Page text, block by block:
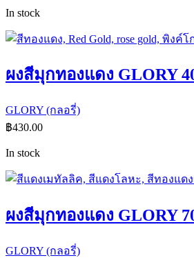
In stock
ผงสีมุกทองแดง GLORY
GLORY (กลอรี่)
฿430.00
In stock
ผงสีมุกทองแดง GLORY
GLORY (กลอรี่)